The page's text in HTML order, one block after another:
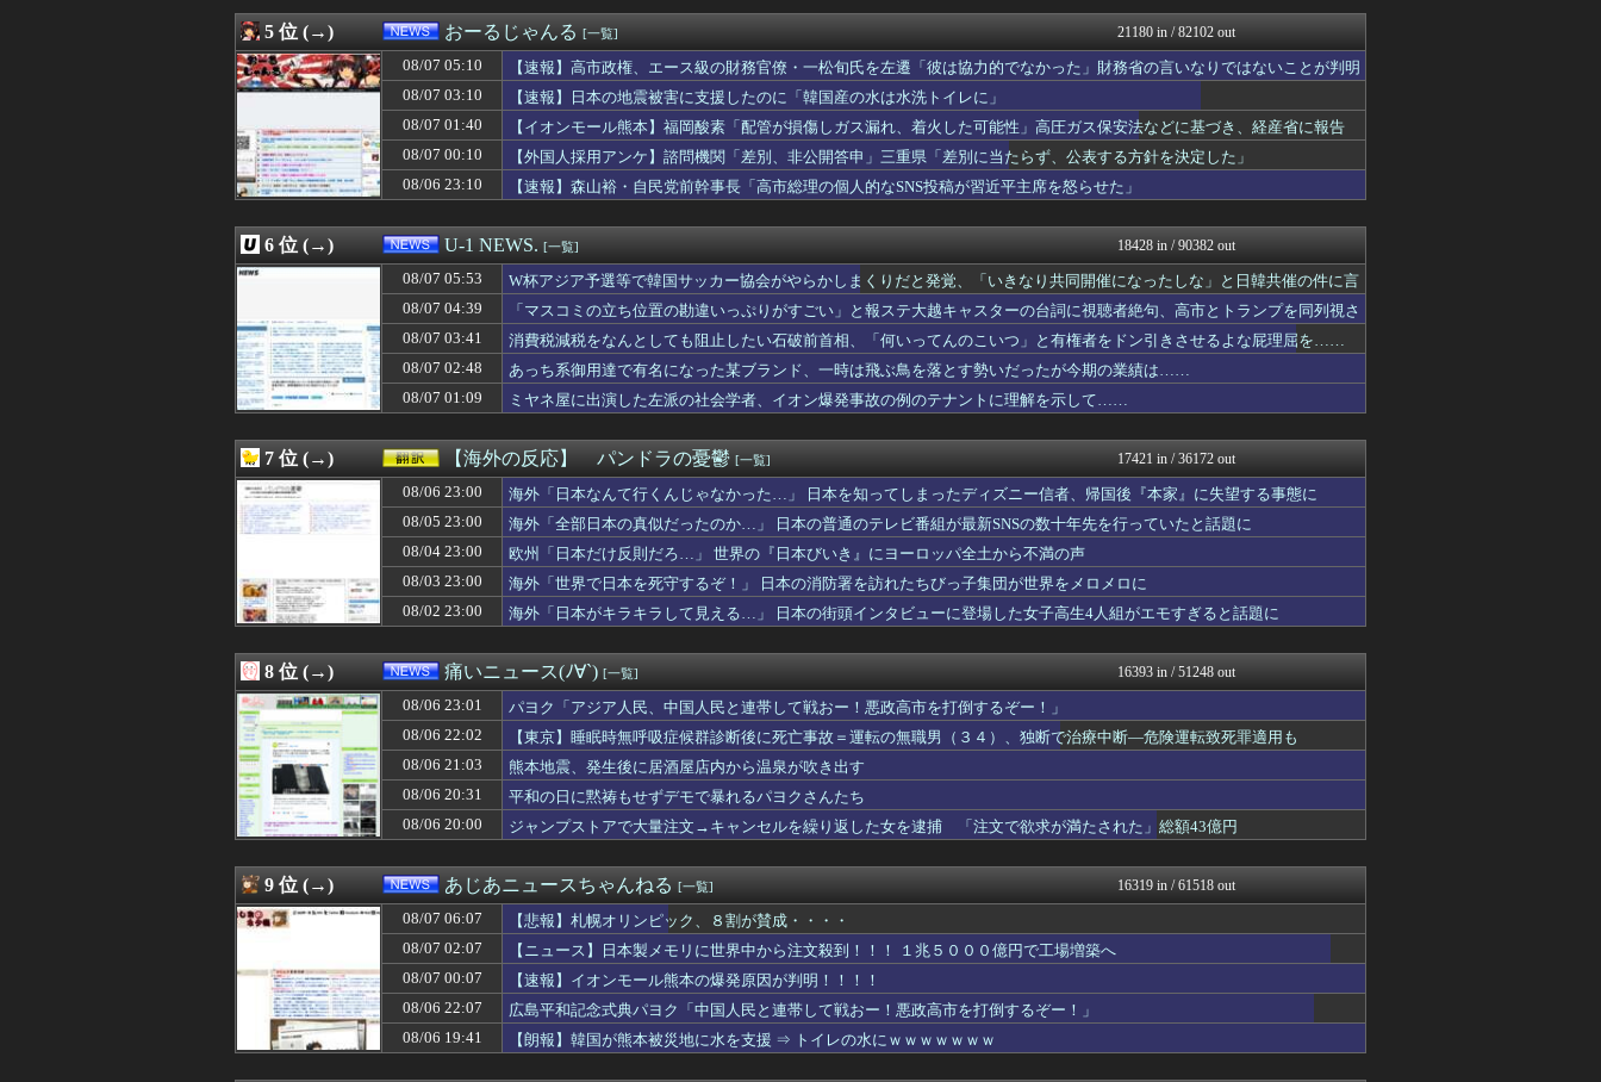
08/07 06:00
ストーリーをクリアした後が本番みたいなゲーム教えてくれ
ああ言えばForYou
08/07 06:00
長男嫁が「お姉ちゃん助けて」と電話してきた。バカトメが、雪の中うちの息子に会い...
かぞくちゃんねる
08/07 06:00
【会社】川上産業株式会社が10月よりプチプチ株式会社に社名変更
みそパンNEWS
08/07 06:00
【日本ハム】堀瑞輝「この場面で任せる監督が悪いと思って」火消し成功で3勝目
ファイターズ王国＠日ハムま...
【ラブライブ！】侑ちゃんもミアちゃん(14歳)に押し倒されるくらい弱いんだよね...
コンテンツ・声優 | ラブ...
08/07 05:58
佐久間宣行『（井上和に対して）あの子売れますよ』
乃木坂46まとめ 乃木りん...
08/07 05:55
中国人22人がタイの空港で搭乗拒否される、警備員が「つり目」ジェスチャー―香港...
国難にあってもの申す！！
08/07 05:53
W杯アジア予選等で韓国サッカー協会がやらかしまくりだと発覚、「いきなり共同開催...
U-1 NEWS.
08/07 05:50
【画像】海外女コスプレイヤーさん、スタイルの良さで日本人を圧倒してしまう 【P...
アルファルファモザイク＠ネ...
08/07 05:50
高級豆腐ワイ「150g×2丁で250円か…高いけど美味そうだし一丁買ってみるか...
08/07 05:50
【ドン引き】嫁に介護押しつけてたら家追い出されて更地にされた話…
気団まとめ-噫無情-｜嫁・...
08/07 05:45
高級豆腐ワイ「150g×2丁で250円か…高いけど美味そうだし一丁買ってみるか...
V速ニュップ
【画像有り】牛カツ食べて来たんだけど
はーとログ
08/07 05:43
ロシア海軍の太平洋艦隊、日本海やオホーツク海で軍事演習開始…ウクライナ支援続け...
軍事・ミリタリー速報☆彡
08/07 05:40
【売春防止法見直し】「女性だけ処罰」は不公平？ 買う男性も罰するべき 上野千鶴...
結婚・恋愛ニュースぷらす
08/07 05:39
【悲報】 Google、AIに投資しすぎて史上初のマイナスキャッシュフローに陥...
ゴールデンタイムズ
08/07 05:39
【画像】女の子さん、イケメンにするメス顔がこれｗｗｗwｗｗｗｗｗｗｗｗ❤
なんJミュージアム
08/07 05:35
吉野家のステーキ定食1500円ｗｗｗｗｗｗｗｗｗｗｗｗｗｗｗｗｗｗｗ
VIPPER速報
08/07 05:34
【悲報】昔の女子アナ、ジジイ整体師におっぱいを揉まれテレビで放送されてしまうｗ...
筋肉速報
08/07 05:33
日本人「35%が離婚します」←もっと考えて結婚しろよ
08/07 05:30
【上京息子の悲劇】元ヤンオカン、彼女紹介でまさかのボコボコ事件wwwww
気団まとめ-噫無情-｜嫁・...
08/07 05:30
【悲報】60代男さん、小学生に秘めた夢を語って通報されるｗｗｗｗｗｗｗ
キニ速
08/07 05:30
韓国サッカー協会、Ｗ杯アジア予選で外国人審判員に性的接待か…韓国放送局が独占報...
フットボール速報
昔の自販機が最高すぎる
08/07 05:27
シカホワ村上宗隆、通訳なしで普通に会話。コーチ「今10段階で6ぐらい。来た時は...
ぶる速-VIP
08/07 05:25
彼女「おﾁﾝﾁﾝ小さいくせに！」ワイ「そのﾁﾝﾁﾝで毎回イッてんの誰だよ」ド...
バズッター速報
08/07 05:22
付き合う気がない男性にプレゼントを渡すのってなし？
はーとログ
08/07 05:15
ワイ昨夜、間違えて上司のパソコンのコンセントを抜いたらこうなるww
まとめCUP
08/07 05:12
【速報】『有吉の夏休み』、とんでもない発表をしてしまう！！！！！
08/07 05:12
ジャンプラ、モーニングみたいな新連載が始まるｗｗｗｗｗｗｗｗ
08/07 05:10
レアル・マドリー、ゴンサロ＆パラシオスのフラム移籍が正式決定！
Samurai GOAL
08/07 05:10
【復縁】20年越しの感動再婚！嫁の涙のワケとは？ｗｗｗｗ
気団まとめ-噫無情-｜嫁・...
08/07 05:10
【速報】高市政権、エース級の財務官僚・一松旬氏を左遷「彼は協力的でなかった」財...
08/07 05:09
【画像】脱いだ瞬間ドスケベになるボーイッシュ女子、見つかるwwwwwwww
08/07 05:09
【動画】熊本地震の瞬間の手術室の防犯カメラ映像、公開される
コノユビニュース｜みんなの...
08/07 05:09
【頑張てnoelを隠した】さくらみこ：水着ガチャコンプでホロライブドリームを掴...
トレンドの通り道
08/07 05:05
脱衣麻雀でしか得られないときめきってあるよな
げぇ速
08/07 05:03
元ＮＨＫ中川安奈アナがミニスカポリスのコスプレ披露ｗｗｗｗｗ
いたしん！
08/07 05:03
【悲報】韓国サッカー協会、ガチでワールドカップ予選での審判への性接待がバレ大炎...
【動画】女子ビーチバレー選手「我々は純粋に競技をしてるので性的な目で見ないでく...
Zチャンネル＠VIP
【日曜中京10R】7番カイラーサ鮫島良太騎手2着
ハロン棒ch
08/07 05:01
【ウマ娘】暑い日は膝枕で日陰に入りたい。←「絶対に離れたくない場所だな」
08/07 05:00
【悲報】内田りこ「社会に戻りたいです」
08/07 05:00
【Apple】MacBook、iPadが微妙に値下げしてる感じですねぇ・・・
ほんわかMkⅡ
08/07 05:00
熊本県内で◯◯者が現れまくり、通報頻発！災害支援にも悪影響が及んでしまう…
オレ的ゲーム速報＠刃
5 位 (→) おーるじゃんる [一覧] 21180 in / 82102 out
08/07 05:10
【速報】高市政権、エース級の財務官僚・一松旬氏を左遷「彼は協力的でなかった」財務省の言いなりではないことが判明
08/07 03:10
【速報】日本の地震被害に支援したのに「韓国産の水は水洗トイレに」
08/07 01:40
【イオンモール熊本】福岡酸素「配管が損傷しガス漏れ、着火した可能性」高圧ガス保安法などに基づき、経産省に報告
08/07 00:10
【外国人採用アンケ】諮問機関「差別、非公開答申」三重県「差別に当たらず、公表する方針を決定した」
08/06 23:10
【速報】森山裕・自民党前幹事長「高市総理の個人的なSNS投稿が習近平主席を怒らせた」
6 位 (→) U-1 NEWS. [一覧] 18428 in / 90382 out
08/07 05:53
W杯アジア予選等で韓国サッカー協会がやらかしまくりだと発覚、「いきなり共同開催になったしな」と日韓共催の件に言
及する声も……
08/07 04:39
「マスコミの立ち位置の勘違いっぷりがすごい」と報ステ大越キャスターの台詞に視聴者絶句、高市とトランプを同列視さ
せようという思惑がひしひしと
08/07 03:41
消費税減税をなんとしても阻止したい石破前首相、「何いってんのこいつ」と有権者をドン引きさせるよな屁理屈を……
08/07 02:48
あっち系御用達で有名になった某ブランド、一時は飛ぶ鳥を落とす勢いだったが今期の業績は……
08/07 01:09
ミヤネ屋に出演した左派の社会学者、イオン爆発事故の例のテナントに理解を示して……
7 位 (→) 【海外の反応】 パンドラの憂鬱 [一覧] 17421 in / 36172 out
08/06 23:00
海外「日本なんて行くんじゃなかった…」 日本を知ってしまったディズニー信者、帰国後『本家』に失望する事態に
08/05 23:00
海外「全部日本の真似だったのか…」 日本の普通のテレビ番組が最新SNSの数十年先を行っていたと話題に
08/04 23:00
欧州「日本だけ反則だろ…」 世界の『日本びいき』にヨーロッパ全土から不満の声
08/03 23:00
海外「世界で日本を死守するぞ！」 日本の消防署を訪れたちびっ子集団が世界をメロメロに
08/02 23:00
海外「日本がキラキラして見える…」 日本の街頭インタビューに登場した女子高生4人組がエモすぎると話題に
8 位 (→) 痛いニュース(ﾉ∀`) [一覧] 16393 in / 51248 out
08/06 23:01
パヨク「アジア人民、中国人民と連帯して戦おー！悪政高市を打倒するぞー！」
08/06 22:02
【東京】睡眠時無呼吸症候群診断後に死亡事故＝運転の無職男（３４）、独断で治療中断―危険運転致死罪適用も
08/06 21:03
熊本地震、発生後に居酒屋店内から温泉が吹き出す
08/06 20:31
平和の日に黙祷もせずデモで暴れるパヨクさんたち
08/06 20:00
ジャンプストアで大量注文→キャンセルを繰り返した女を逮捕 「注文で欲求が満たされた」総額43億円
9 位 (→) あじあニュースちゃんねる [一覧] 16319 in / 61518 out
08/07 06:07
【悲報】札幌オリンピック、８割が賛成・・・・
08/07 02:07
【ニュース】日本製メモリに世界中から注文殺到！！！ １兆５０００億円で工場増築へ
08/07 00:07
【速報】イオンモール熊本の爆発原因が判明！！！！
08/06 22:07
広島平和記念式典パヨク「中国人民と連帯して戦おー！悪政高市を打倒するぞー！」
08/06 19:41
【朗報】韓国が熊本被災地に水を支援 ⇒ トイレの水にｗｗｗｗｗｗｗ